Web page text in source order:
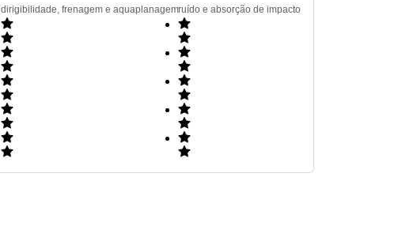
dirigibilidade, frenagem e aquaplanagemruído e absorção de impacto